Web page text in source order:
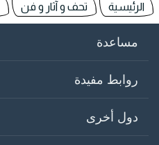
الرئيسية تحف و آثار و فن
مساعدة
روابط مفيدة
دول أخرى